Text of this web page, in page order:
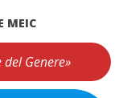
MEIC
Genere»